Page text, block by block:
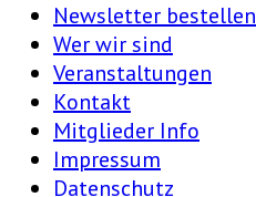
Newsletter bestellen
Wer wir sind
Veranstaltungen
Kontakt
Mitglieder Info
Impressum
Datenschutz